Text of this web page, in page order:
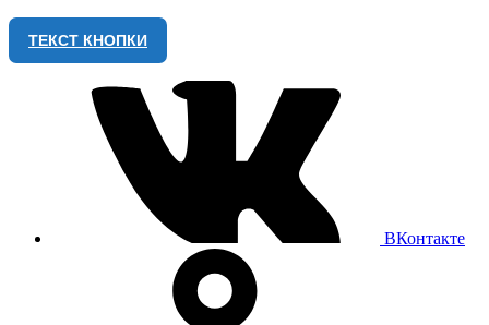
ТЕКСТ КНОПКИ
ВКонтакте